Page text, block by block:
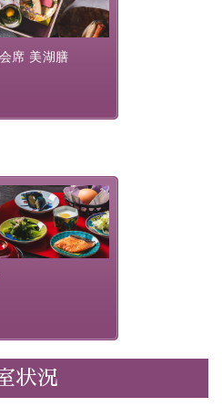
や」ロビー集合
所を経由します）
（60分間の自由時間）
着
】
りがあるため、先着順での
により満席となる場合がご
りご連絡申し上げます。
、催行を見合わせる場合が
までにご連絡いたします。
動となります（ガイドは付
左右されるため、ご覧いた
。
み】----------
席 美湖膳
た創作和会席で
訪湖の幸...
た和食膳に使わ
諏訪の名産品を
り入れ、安心・
た長野県産...
状況